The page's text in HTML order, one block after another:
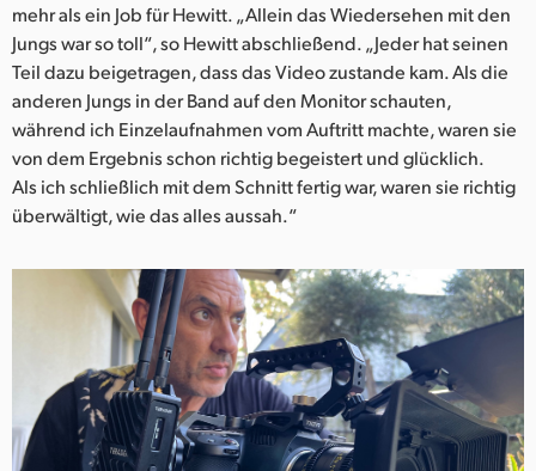
mehr als ein Job für Hewitt. „Allein das Wiedersehen mit den
Jungs war so toll“, so Hewitt abschließend. „Jeder hat seinen
Teil dazu beigetragen, dass das Video zustande kam. Als die
anderen Jungs in der Band auf den Monitor schauten,
während ich Einzelaufnahmen vom Auftritt machte, waren sie
von dem Ergebnis schon richtig begeistert und glücklich.
Als ich schließlich mit dem Schnitt fertig war, waren sie richtig
überwältigt, wie das alles aussah.“